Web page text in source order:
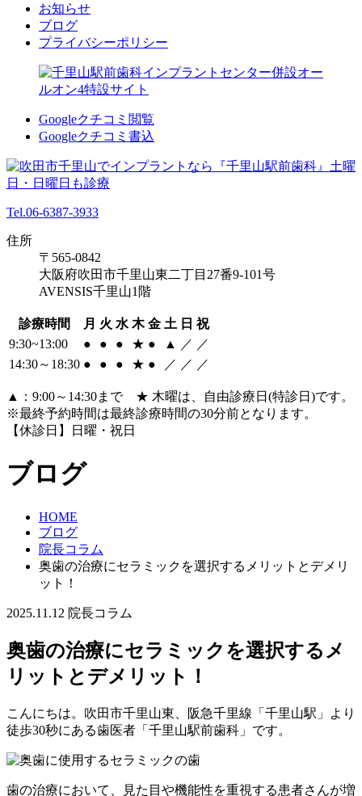
お知らせ
ブログ
プライバシーポリシー
Googleクチコミ閲覧
Googleクチコミ書込
Tel.06-6387-3933
住所
〒565-0842
大阪府吹田市千里山東二丁目27番9-101号
AVENSIS千里山1階
診療時間 月 火 水 木 金 土 日 祝
9:30~13:00
● ● ● ★ ● ▲ ／ ／
14:30～18:30 ● ● ● ★ ● ／ ／ ／
▲：9:00～14:30まで ★ 木曜は、自由診療日(特診日)です。
※最終予約時間は最終診療時間の30分前となります。
【休診日】日曜・祝日
ブログ
HOME
ブログ
院長コラム
奥歯の治療にセラミックを選択するメリットとデメリ
ット！
2025.11.12 院長コラム
奥歯の治療にセラミックを選択するメ
リットとデメリット！
こんにちは。吹田市千里山東、阪急千里線「千里山駅」より
徒歩30秒にある歯医者「千里山駅前歯科」です。
歯の治療において、見た目や機能性を重視する患者さんが増